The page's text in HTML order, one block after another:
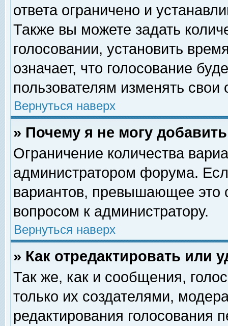
ответа ограничено и
Также вы можете задать
голосовании, установить
означает, что голосование
пользователям изменять свои
Вернуться наверх
» Почему я не могу
Ограничение количества
администратором форума.
вариантов, превышающее это
вопросом к администратору.
Вернуться наверх
» Как отредактировать или
Так же, как и сообщения,
только их создателями,
редактирования голосования